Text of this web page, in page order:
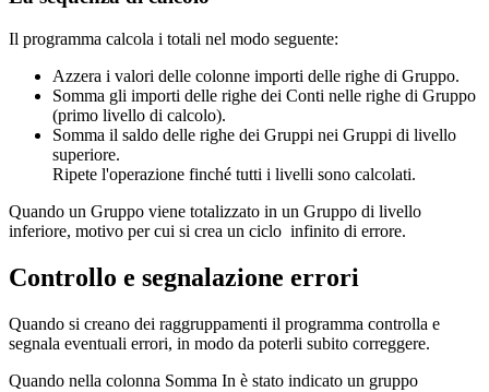
Il programma calcola i totali nel modo seguente:
Azzera i valori delle colonne importi delle righe di Gruppo.
Somma gli importi delle righe dei Conti nelle righe di Gruppo
(primo livello di calcolo).
Somma il saldo delle righe dei Gruppi nei Gruppi di livello
superiore.
Ripete l'operazione finché tutti i livelli sono calcolati.
Quando un Gruppo viene totalizzato in un Gruppo di livello
inferiore, motivo per cui si crea un ciclo infinito di errore.
Controllo e segnalazione errori
Quando si creano dei raggruppamenti il programma controlla e
segnala eventuali errori, in modo da poterli subito correggere.
Quando nella colonna Somma In è stato indicato un gruppo